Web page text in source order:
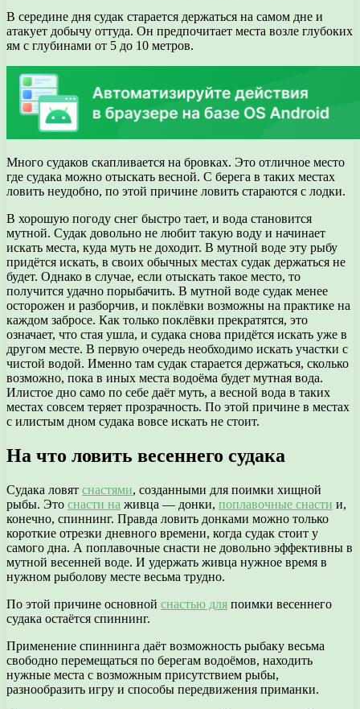
В середине дня судак старается держаться на самом дне и
атакует добычу оттуда. Он предпочитает места возле глубоких
ям с глубинами от 5 до 10 метров.
Много судаков скапливается на бровках. Это отличное место
где судака можно отыскать весной. С берега в таких местах
ловить неудобно, по этой причине ловить стараются с лодки.
В хорошую погоду снег быстро тает, и вода становится
мутной. Судак довольно не любит такую воду и начинает
искать места, куда муть не доходит. В мутной воде эту рыбу
придётся искать, в своих обычных местах судак держаться не
будет. Однако в случае, если отыскать такое место, то
получится удачно порыбачить. В мутной воде судак менее
осторожен и разборчив, и поклёвки возможны на практике на
каждом забросе. Как только поклёвки прекратятся, это
означает, что стая ушла, и судака снова придётся искать уже в
другом месте. В первую очередь необходимо искать участки с
чистой водой. Именно там судак старается держаться, сколько
возможно, пока в иных места водоёма будет мутная вода.
Илистое дно само по себе даёт муть, а весной вода в таких
местах совсем теряет прозрачность. По этой причине в местах
с илистым дном судака вовсе искать не стоит.
На что ловить весеннего судака
Судака ловят снастями, созданными для поимки хищной
рыбы. Это снасти на живца — донки, поплавочные снасти и,
конечно, спиннинг. Правда ловить донками можно только
короткие отрезки дневного времени, когда судак стоит у
самого дна. А поплавочные снасти не довольно эффективны в
мутной весенней воде. И удержать живца нужное время в
нужном рыболову месте весьма трудно.
По этой причине основной снастью для поимки весеннего
судака остаётся спиннинг.
Применение спиннинга даёт возможность рыбаку весьма
свободно перемещаться по берегам водоёмов, находить
нужные места с возможным присутствием рыбы,
разнообразить игру и способы передвижения приманки.